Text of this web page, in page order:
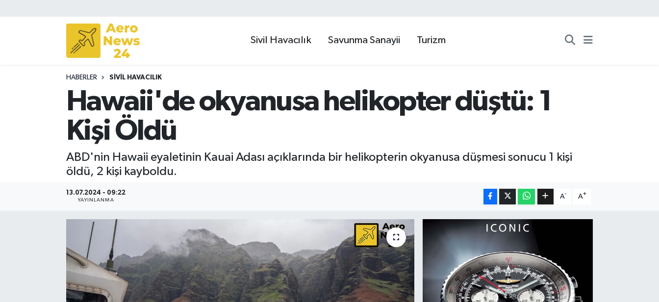
Sivil Havacılık Savunma Sanayii Turizm
HABERLER SIVIL HAVACILIK
Hawaii'de okyanusa helikopter düştü: 1
Kişi Öldü
ABD'nin Hawaii eyaletinin Kauai Adası açıklarında bir helikopterin okyanusa düşmesi sonucu 1 kişi
öldü, 2 kişi kayboldu.
13.07.2024 - 09:22
YAYINLANMA
A- A+
Sivil Havacılık